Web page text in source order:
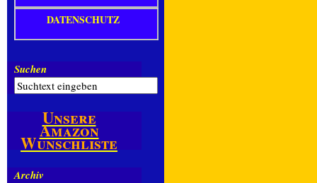
DATENSCHUTZ
Suchen
Unsere
Amazon
Wunschliste
Archiv